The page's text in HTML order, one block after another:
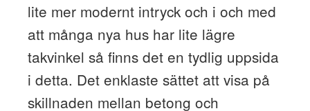
lite mer modernt intryck och i och med
att många nya hus har lite lägre
takvinkel så finns det en tydlig uppsida
i detta. Det enklaste sättet att visa på
skillnaden mellan betong och